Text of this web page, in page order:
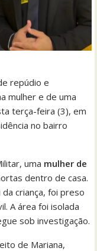
repúdio e
mulher e de uma
terça-feira (3), em
no bairro
uma mulher de
dentro de casa.
criança, foi preso
A área foi isolada
sob investigação.
de Mariana,